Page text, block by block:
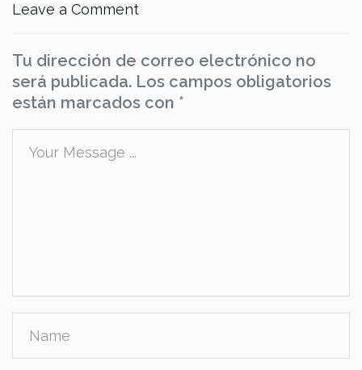
Leave a Comment
Tu dirección de correo electrónico no
será publicada. Los campos obligatorios
están marcados con *